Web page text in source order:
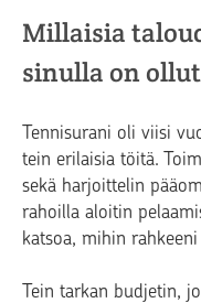
Millaisia
sinulla on
Tennisurani oli viisi
tein erilaisia töitä.
sekä harjoittelin
rahoilla aloitin
katsoa, mihin
Tein tarkan budjetin,